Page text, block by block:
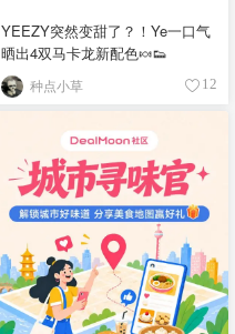
YEEZY突然变甜了？！Ye一口气
晒出4双马卡龙新配色🍬👟
种点小草 12